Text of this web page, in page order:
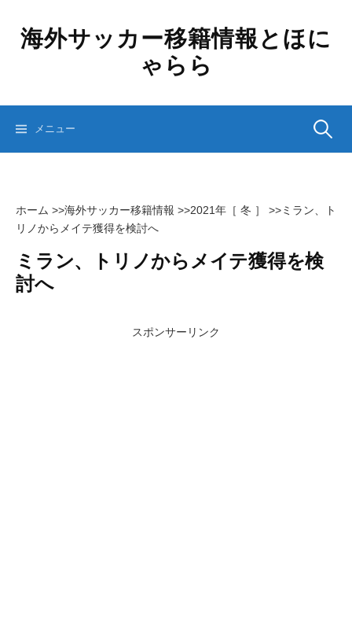
ッ
海外サッカー移籍情報とほに
ゃらら
メニュー 検
ホーム >>海外サッカー移籍情報 >>2021年［ 冬 ］ >>ミラン、ト
リノからメイテ獲得を検討へ
ミラン、トリノからメイテ獲得を検
討へ
スポンサーリンク